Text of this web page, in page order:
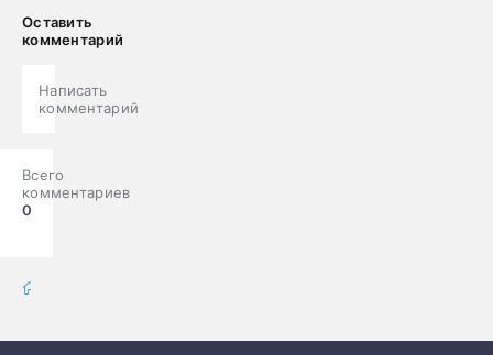
Оставить
комментарий
Написать
комментарий
Всего
комментариев
0